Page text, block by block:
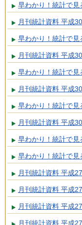
早わかり！統計で見
月刊統計資料 平成
早わかり！統計で見
月刊統計資料 平成
早わかり！統計で見
月刊統計資料 平成
早わかり！統計で見
月刊統計資料 平成
早わかり！統計で見
早わかり！統計で見
月刊統計資料 平成
月刊統計資料 平成
月刊統計資料 平成
月刊統計資料 平成